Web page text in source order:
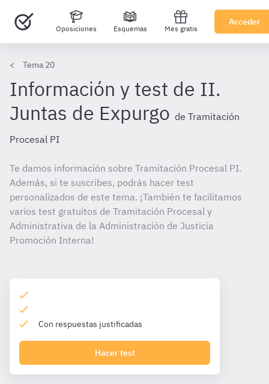
Oposiciones Esquemas Mes gratis
Acceder
Tema 20
Información y test de II.
Juntas de Expurgo de Tramitación
Procesal PI
Te damos información sobre Tramitación Procesal PI.
Además, si te suscribes, podrás hacer test
personalizados de este tema. ¡También te facilitamos
varios test gratuitos de Tramitación Procesal y
Administrativa de la Administración de Justicia
Promoción Interna!
Con respuestas justificadas
Hacer test